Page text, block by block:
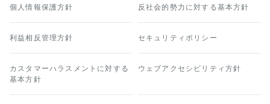
個人情報保護方針 反社会的勢力に対する基本方針
利益相反管理方針 セキュリティポリシー
カスタマーハラスメントに対する
基本方針
ウェブアクセシビリティ方針